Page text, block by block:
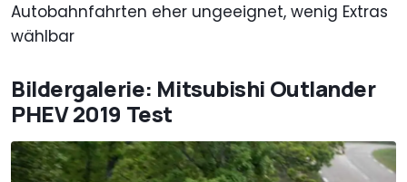
Autobahnfahrten eher ungeeignet, wenig Extras
wählbar
Bildergalerie: Mitsubishi Outlander
PHEV 2019 Test